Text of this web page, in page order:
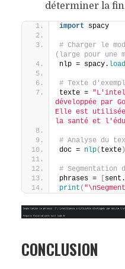
déterminer la fin
import spacy
# Charger le
(large pour une
nlp = spacy. load
# Texte
texte =
développée par
Elle est utilisée
la santé et
# Analyse du
doc = nlp( texte)
# Segmentation
phrases =
print (
CONCLUSION